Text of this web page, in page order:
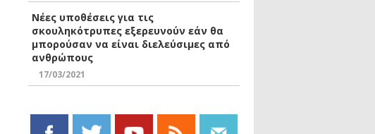
Νέες υποθέσεις για τις
σκουληκότρυπες εξερευνούν εάν θα
μπορούσαν να είναι διελεύσιμες από
ανθρώπους
17/03/2021